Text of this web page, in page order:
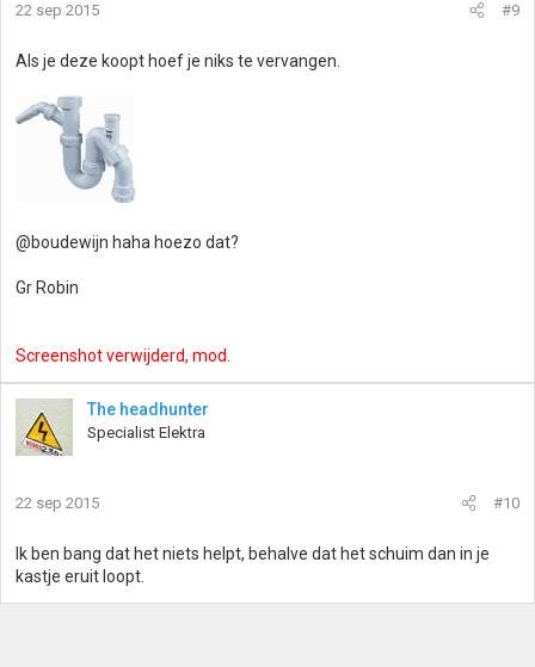
22 sep 2015 #9
Als je deze koopt hoef je niks te vervangen.
@boudewijn haha hoezo dat?
Gr Robin
Screenshot verwijderd, mod.
The headhunter
Specialist Elektra
22 sep 2015 #10
Ik ben bang dat het niets helpt, behalve dat het schuim dan in je
kastje eruit loopt.